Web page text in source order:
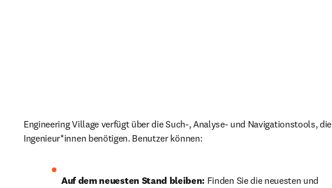
Engineering Village verfügt über die Such-, Analyse- und Navigationstools, die
Ingenieur*innen benötigen. Benutzer können:
Auf dem neuesten Stand bleiben: Finden Sie die neuesten und